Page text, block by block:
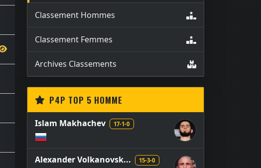
Classement Hommes
Classement Femmes
Archives Classements
P4P TOP 5 HOMME
Islam Makhachev 17-1-0
Alexander Volkanovsk... 15-3-0